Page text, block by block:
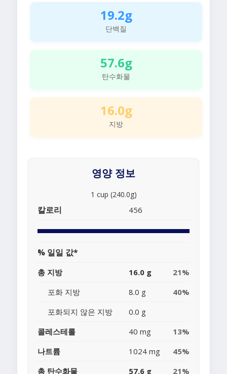
19.2g
단백질
57.6g
탄수화물
16.0g
지방
영양 정보
1 cup (240.0g)
칼로리 456
% 일일 값*
총 지방 16.0 g
21%
포화 지방
8.0 g
40%
포화되지 않은 지방
0.0 g
콜레스테롤
40 mg
13%
나트륨
1024 mg
45%
총 탄수화물
57.6 g 21%